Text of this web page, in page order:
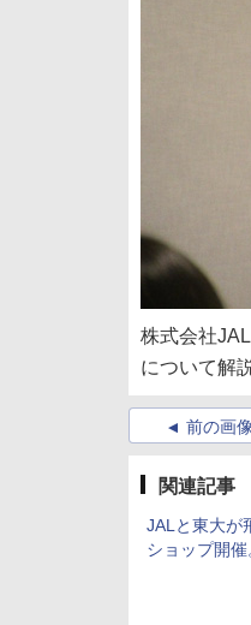
株式会社
について解
前の画像
関連記事
JALと東大が
ショップ開